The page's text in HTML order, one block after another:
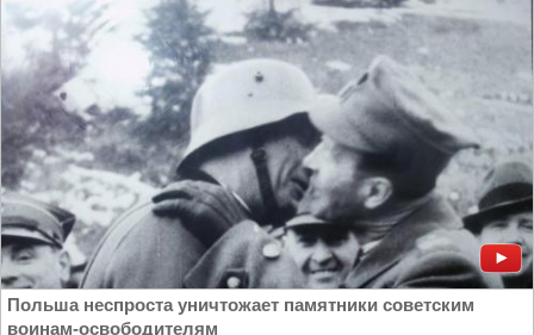
Польша неспроста уничтожает памятники советским
воинам-освободителям